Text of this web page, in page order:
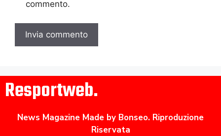
commento.
Resportweb.
News Magazine Made by Bonseo. Riproduzione
Riservata